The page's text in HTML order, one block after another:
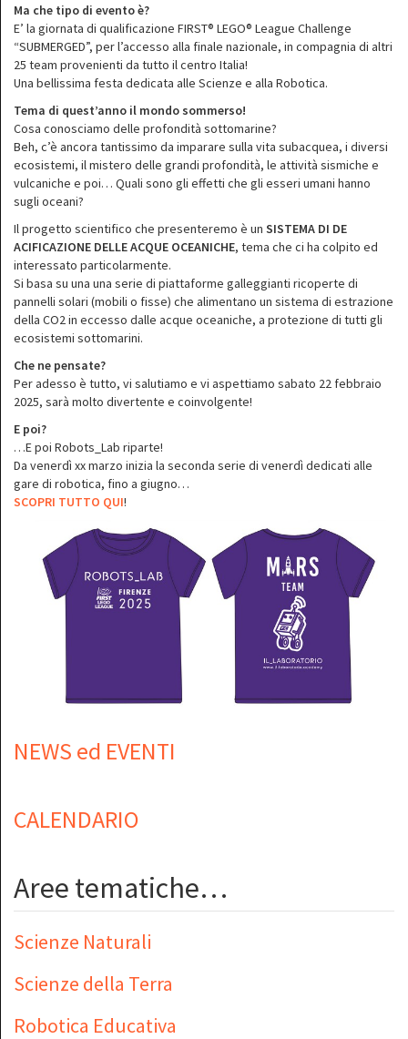
Ma che tipo di evento è?
E’ la giornata di qualificazione FIRST® LEGO® League Challenge
“SUBMERGED”, per l’accesso alla finale nazionale, in compagnia di altri
25 team provenienti da tutto il centro Italia!
Una bellissima festa dedicata alle Scienze e alla Robotica.
Tema di quest’anno il mondo sommerso!
Cosa conosciamo delle profondità sottomarine?
Beh, c’è ancora tantissimo da imparare sulla vita subacquea, i diversi
ecosistemi, il mistero delle grandi profondità, le attività sismiche e
vulcaniche e poi… Quali sono gli effetti che gli esseri umani hanno
sugli oceani?
Il progetto scientifico che presenteremo è un SISTEMA DI DE
ACIFICAZIONE DELLE ACQUE OCEANICHE, tema che ci ha colpito ed
interessato particolarmente.
Si basa su una una serie di piattaforme galleggianti ricoperte di
pannelli solari (mobili o fisse) che alimentano un sistema di estrazione
della CO2 in eccesso dalle acque oceaniche, a protezione di tutti gli
ecosistemi sottomarini.
Che ne pensate?
Per adesso è tutto, vi salutiamo e vi aspettiamo sabato 22 febbraio
2025, sarà molto divertente e coinvolgente!
E poi?
…E poi Robots_Lab riparte!
Da venerdì xx marzo inizia la seconda serie di venerdì dedicati alle
gare di robotica, fino a giugno…
SCOPRI TUTTO QUI!
NEWS ed EVENTI
CALENDARIO
Aree tematiche…
Scienze Naturali
Scienze della Terra
Robotica Educativa